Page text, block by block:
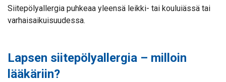
Siitepölyallergia puhkeaa yleensä leikki- tai kouluiässä tai
varhaisaikuisuudessa.
Lapsen siitepölyallergia – milloin
lääkäriin?